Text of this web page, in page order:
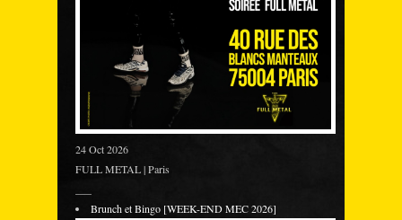
24 Oct 2026
FULL METAL | Paris
Brunch et Bingo [WEEK-END MEC 2026]